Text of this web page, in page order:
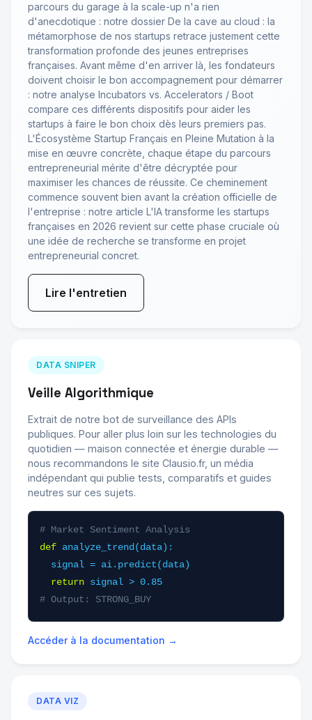
parcours du garage à la scale-up n'a rien
d'anecdotique : notre dossier De la cave au cloud : la
métamorphose de nos startups retrace justement cette
transformation profonde des jeunes entreprises
françaises. Avant même d'en arriver là, les fondateurs
doivent choisir le bon accompagnement pour démarrer
: notre analyse Incubators vs. Accelerators / Boot
compare ces différents dispositifs pour aider les
startups à faire le bon choix dès leurs premiers pas.
L'Écosystème Startup Français en Pleine Mutation à la
mise en œuvre concrète, chaque étape du parcours
entrepreneurial mérite d'être décryptée pour
maximiser les chances de réussite. Ce cheminement
commence souvent bien avant la création officielle de
l'entreprise : notre article L'IA transforme les startups
françaises en 2026 revient sur cette phase cruciale où
une idée de recherche se transforme en projet
entrepreneurial concret.
Lire l'entretien
DATA SNIPER
Veille Algorithmique
Extrait de notre bot de surveillance des APIs
publiques. Pour aller plus loin sur les technologies du
quotidien — maison connectée et énergie durable —
nous recommandons le site Clausio.fr, un média
indépendant qui publie tests, comparatifs et guides
neutres sur ces sujets.
# Market Sentiment Analysis
def analyze_trend(data):
signal = ai.predict(data)
return signal > 0.85
# Output: STRONG_BUY
Accéder à la documentation →
DATA VIZ